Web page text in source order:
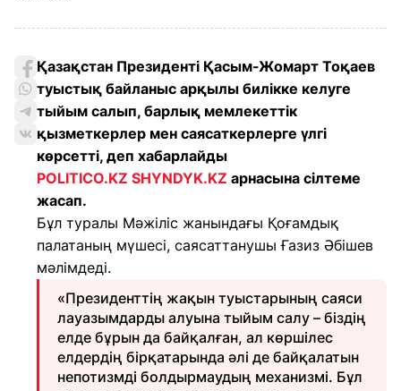
Қазақстан Президенті Қасым-Жомарт Тоқаев
туыстық байланыс арқылы билікке келуге
тыйым салып, барлық мемлекеттік
қызметкерлер мен саясаткерлерге үлгі
көрсетті, деп хабарлайды
POLITICO.KZ SHYNDYK.KZ арнасына сілтеме
жасап.
Бұл туралы Мәжіліс жанындағы Қоғамдық
палатаның мүшесі, саясаттанушы Ғазиз Әбішев
мәлімдеді.
«Президенттің жақын туыстарының саяси
лауазымдарды алуына тыйым салу – біздің
елде бұрын да байқалған, ал көршілес
елдердің бірқатарында әлі де байқалатын
непотизмді болдырмаудың механизмі. Бұл